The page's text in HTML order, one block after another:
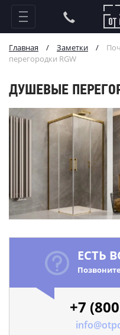
Главная / Заметки /
перегородки RGW
ДУШЕВЫЕ
ЕСТЬ
+7